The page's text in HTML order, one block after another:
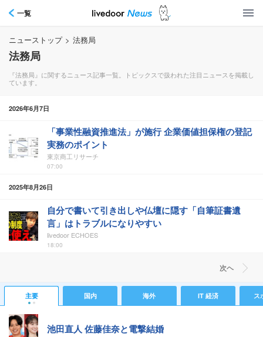
一覧
ニューストップ > 法務局
法務局
『法務局』に関するニュース記事一覧。トピックスで扱われた注目ニュースを掲載し
ています。
2026年6月7日
「事業性融資推進法」が施行 企業価値担保権の登記
実務のポイント
東京商工リサーチ
07:00
2025年8月26日
自分で書いて引き出しや仏壇に隠す「自筆証書遺
言」はトラブルになりやすい
livedoor ECHOES
18:00
次ヘ
主要 国内 海外 IT 経済 ス
池田直人 佐藤佳奈と電撃結婚